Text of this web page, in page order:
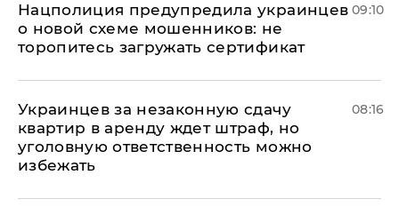
Нацполиция предупредила украинцев
о новой схеме мошенников: не
торопитесь загружать сертификат
09:10
Украинцев за незаконную сдачу
квартир в аренду ждет штраф, но
уголовную ответственность можно
избежать
08:16